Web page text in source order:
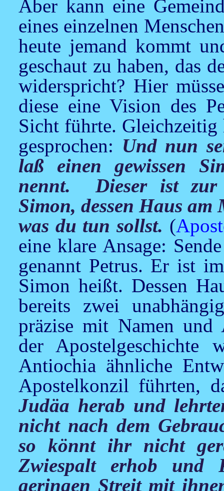
Aber kann eine
eines einzelnen
heute jemand kommt
geschaut zu haben, das
widerspricht? Hier
diese eine Vision des
Sicht führte. Gleichzeitig
gesprochen: Und nun
laß einen gewissen
nennt. Dieser ist zur
Simon, dessen Haus
was du tun sollst. (
eine klare Ansage:
genannt Petrus. Er ist
Simon heißt. Dessen
bereits zwei
präzise mit Namen und
der
Antiochia ähnliche
Apostelkonzil führten,
Judäa herab und
nicht nach dem
so könnt ihr nicht
Zwiespalt erhob und
geringen Streit mit